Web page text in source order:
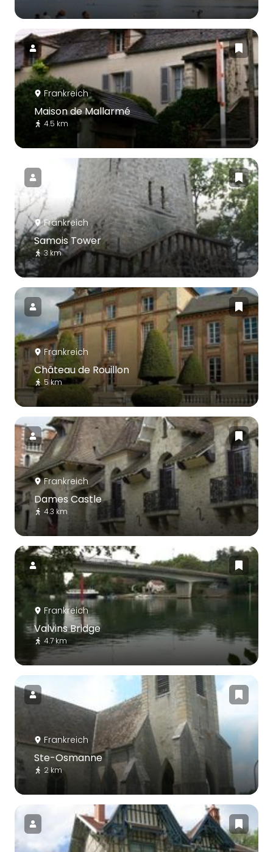
Frankreich
Maison de Mallarmé
4.5 km
Frankreich
Samois Tower
3 km
Frankreich
Château de Rouillon
5 km
Frankreich
Dames Castle
4.3 km
Frankreich
Valvins Bridge
4.7 km
Frankreich
Ste-Osmanne
2 km